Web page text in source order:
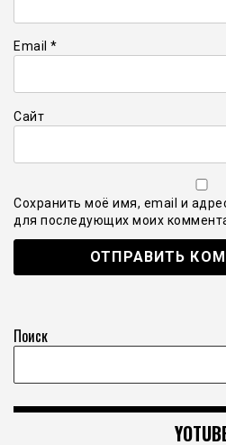
Email *
Сайт
Сохранить моё имя, email и
для последующих моих
Поиск